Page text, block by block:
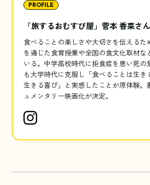
PROFILE
「旅するおむすび屋」菅本 香菜さん
食べることの楽しさや大切さを伝えるた
を通じた食育授業や全国の食文化取材な
いる。中学高校時代に拒食症を患い死の
も大学時代に克服し「食べることは生き
生きる喜び」と実感したことが原体験。
ュメンタリー映画化が決定。